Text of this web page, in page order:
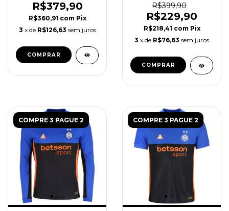
Preto
R$379,90
R$360,91 com Pix
3 x de R$126,63 sem juros
COMPRAR
Preta
R$399,90
R$229,90
R$218,41 com Pix
3 x de R$76,63 sem juros
COMPRAR
COMPRE 3 PAGUE 2 COMPRE 3 PAGUE 2